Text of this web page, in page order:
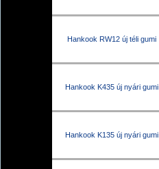
Hankook RW12 új téli gumi
Hankook K435 új nyári gumi
Hankook K135 új nyári gumi